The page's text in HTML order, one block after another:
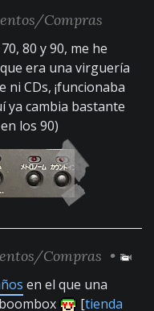
Compras
80 y 90, me he
era una virguería
ni CDs, ¡funcionaba
ya cambia bastante
los 90)
Compras •
en el que una
[tienda